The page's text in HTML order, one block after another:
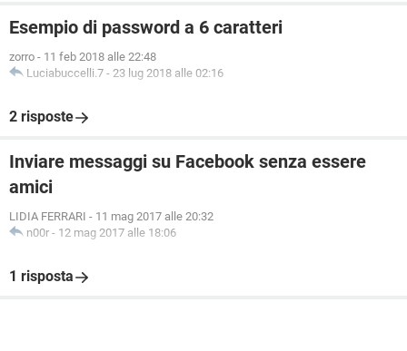
Esempio di password a 6 caratteri
zorro - 11 feb 2018 alle 22:48
Luciabuccelli.7 - 23 lug 2018 alle 02:16
2 risposte
Inviare messaggi su Facebook senza essere
amici
LIDIA FERRARI - 11 mag 2017 alle 20:32
n00r - 12 mag 2017 alle 18:06
1 risposta